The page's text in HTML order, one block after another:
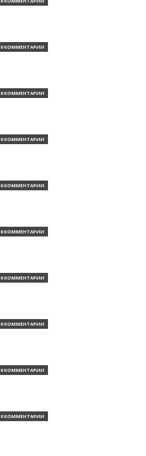
0 КОММЕНТАРИИ
0 КОММЕНТАРИИ
0 КОММЕНТАРИИ
0 КОММЕНТАРИИ
0 КОММЕНТАРИИ
0 КОММЕНТАРИИ
0 КОММЕНТАРИИ
0 КОММЕНТАРИИ
0 КОММЕНТАРИИ